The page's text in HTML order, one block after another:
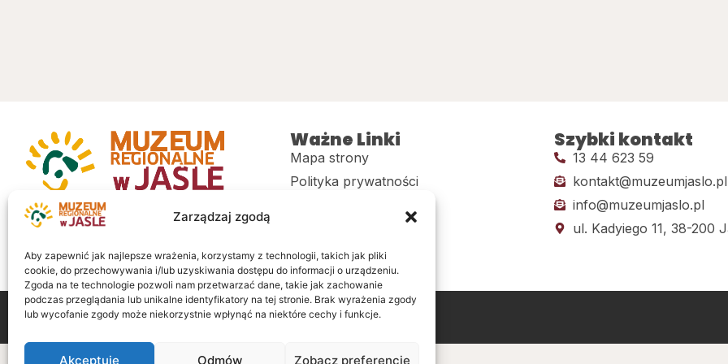
Zarządzaj zgodą
Aby zapewnić jak najlepsze wrażenia, korzystamy z technologii, takich jak pliki
cookie, do przechowywania i/lub uzyskiwania dostępu do informacji o urządzeniu.
Zgoda na te technologie pozwoli nam przetwarzać dane, takie jak zachowanie
podczas przeglądania lub unikalne identyfikatory na tej stronie. Brak wyrażenia zgody
lub wycofanie zgody może niekorzystnie wpłynąć na niektóre cechy i funkcje.
Akceptuję Odmów Zobacz preferencje
Muzeum regionalne w Jaśle im. dr.
Stanisława Kadyiego
Ważne Linki
Mapa strony
Polityka prywatności
Deklaracja dostępności
Sklep
Szybki kontakt
13 44 623 59
kontakt@muzeumjaslo.pl
info@muzeumjaslo.pl
ul. Kadyiego 11, 38-200
Wszelkie prawa zastrzeżoneRealizacja: LiderOnline